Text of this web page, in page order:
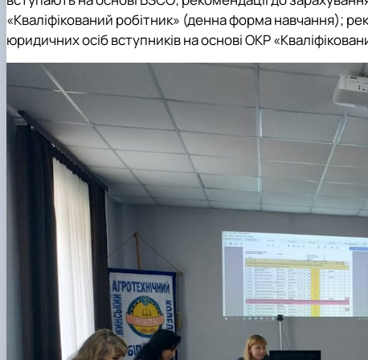
«Кваліфікований робітник» (денна форма навчання);
юридичних осіб вступників на основі ОКР